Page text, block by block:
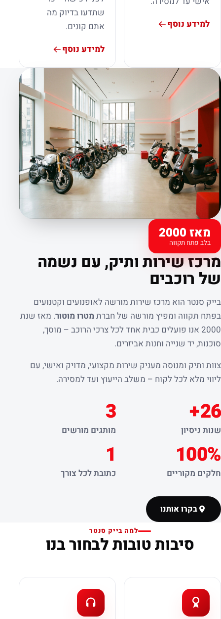
למידע נוסף
שתדעו בדיוק מה
אתם קונים.
למידע נוסף
מאז 2000
בלב פתח תקווה
קצת עלינו
מרכז שירות ותיק, עם נשמה
של רוכבים
בייק סנטר הוא מרכז שירות מורשה לאופנועים וקטנועים
בפתח תקווה ומפיץ מורשה של חברת מטרו מוטור. מאז שנת
2000 אנו פועלים כבית אחד לכל צרכי הרוכב – מוסך,
סוכנות, יד שנייה וחנות אביזרים.
צוות ותיק ומנוסה מעניק שירות מקצועי, מדויק ואישי, עם
ליווי מלא לכל לקוח – משלב הייעוץ ועד למסירה.
26+
שנות ניסיון
3
מותגים מורשים
100%
חלקים מקוריים
1
כתובת לכל צורך
בקרו אותנו
למה בייק סנטר
סיבות טובות לבחור בנו